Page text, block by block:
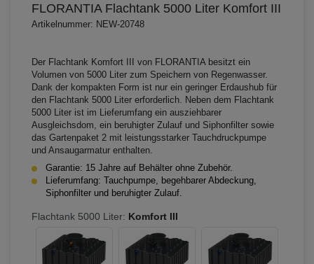
FLORANTIA Flachtank 5000 Liter Komfort III
Artikelnummer: NEW-20748
Der Flachtank Komfort III von FLORANTIA besitzt ein
Volumen von 5000 Liter zum Speichern von Regenwasser.
Dank der kompakten Form ist nur ein geringer Erdaushub für
den Flachtank 5000 Liter erforderlich. Neben dem Flachtank
5000 Liter ist im Lieferumfang ein ausziehbarer
Ausgleichsdom, ein beruhigter Zulauf und Siphonfilter sowie
das Gartenpaket 2 mit leistungsstarker Tauchdruckpumpe
und Ansaugarmatur enthalten.
Garantie: 15 Jahre auf Behälter ohne Zubehör.
Lieferumfang: Tauchpumpe, begehbarer Abdeckung,
Siphonfilter und beruhigter Zulauf.
Flachtank 5000 Liter: Komfort III